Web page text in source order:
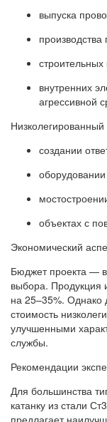
выпуска
внутренних
агрессивной
создании
объектах с
Экономический
Бюджет проекта —
выбора. Продукция
на 25–35%. Однако
стоимость
улучшенными
службы.
Рекомендации
Для большинства
катанку из стали